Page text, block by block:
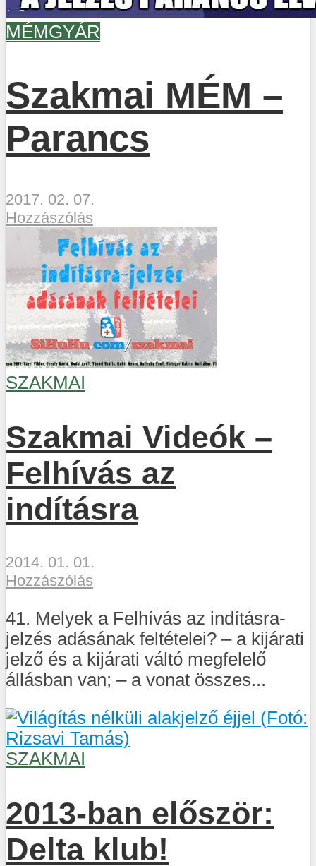
MÉMGYÁR
Szakmai MÉM –
Parancs
2017. 02. 07.
Hozzászólás
SZAKMAI
Szakmai Videók –
Felhívás az
indításra
2014. 01. 01.
Hozzászólás
41. Melyek a Felhívás az indításra-
jelzés adásának feltételei? – a kijárati
jelző és a kijárati váltó megfelelő
állásban van; – a vonat összes...
SZAKMAI
2013-ban először:
Delta klub!